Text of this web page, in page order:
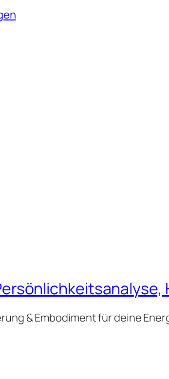
& Embodiment für deine